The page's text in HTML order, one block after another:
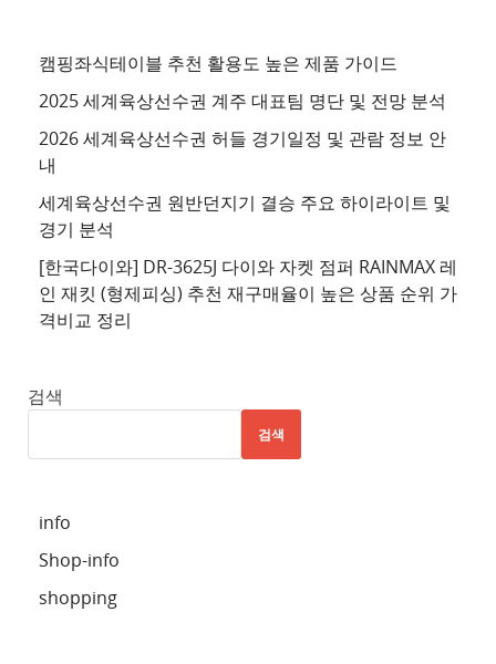
사
트
천
사
이
트
천
사
천
사
캠핑좌식테이블 추천 활용도 높은 제품 가이드
2025 세계육상선수권 계주 대표팀 명단 및 전망 분석
2026 세계육상선수권 허들 경기일정 및 관람 정보 안
내
세계육상선수권 원반던지기 결승 주요 하이라이트 및
경기 분석
[한국다이와] DR-3625J 다이와 자켓 점퍼 RAINMAX 레
인 재킷 (형제피싱) 추천 재구매율이 높은 상품 순위 가
격비교 정리
검색
검색
info
Shop-info
shopping